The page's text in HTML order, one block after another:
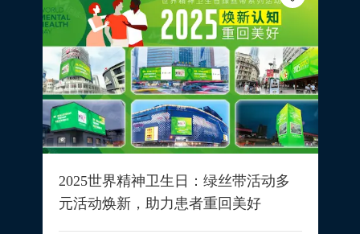
2025世界精神卫生日：绿丝带活动多
元活动焕新，助力患者重回美好